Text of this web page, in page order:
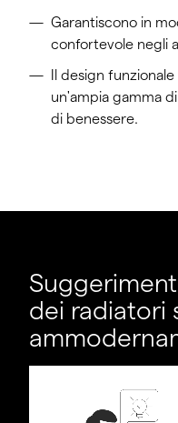
Garantiscono in
confortevole negli
Il design
un'ampia gamma
di benessere.
dei radiatori